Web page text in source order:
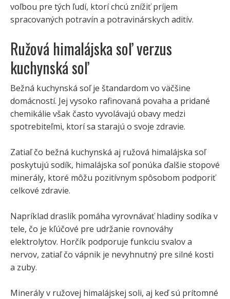
voľbou pre tých ľudí, ktorí chcú znížiť príjem
spracovaných potravín a potravinárskych aditív.
Ružová himalájska soľ verzus
kuchynská soľ
Bežná kuchynská soľ je štandardom vo väčšine
domácností. Jej vysoko rafinovaná povaha a pridané
chemikálie však často vyvolávajú obavy medzi
spotrebiteľmi, ktorí sa starajú o svoje zdravie.
Zatiaľ čo bežná kuchynská aj ružová himalájska soľ
poskytujú sodík, himalájska soľ ponúka ďalšie stopové
minerály, ktoré môžu pozitívnym spôsobom podporiť
celkové zdravie.
Napríklad draslík pomáha vyrovnávať hladiny sodíka v
tele, čo je kľúčové pre udržanie rovnováhy
elektrolytov. Horčík podporuje funkciu svalov a
nervov, zatiaľ čo vápnik je nevyhnutný pre silné kosti
a zuby.
Minerály v ružovej himalájskej soli, aj keď sú prítomné